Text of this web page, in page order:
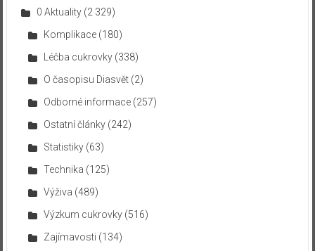
0 Aktuality(2 329)
Komplikace(180)
Léčba cukrovky(338)
O časopisu Diasvět(2)
Odborné informace(257)
Ostatní články(242)
Statistiky(63)
Technika (125)
Výživa (489)
Výzkum cukrovky(516)
Zajímavosti (134)